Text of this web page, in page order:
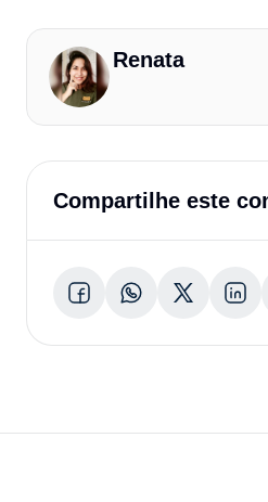
Renata
Compartilhe este